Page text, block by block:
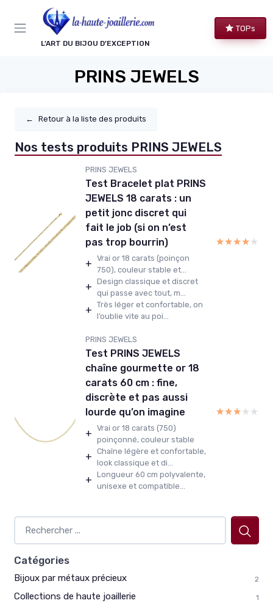
L’ART DU BIJOU D’EXCEPTION
TOPs
PRINS JEWELS
← Retour à la liste des produits
Nos tests produits PRINS JEWELS
PRINS JEWELS
Test Bracelet plat PRINS
JEWELS 18 carats : un
petit jonc discret qui
fait le job (si on n’est
pas trop bourrin)
+ Vrai or 18 carats (poinçon
750), couleur stable et...
+ Design classique et discret
qui passe avec tout, m...
+ Très léger et confortable, on
l’oublie vite au poi...
★★★★★
★★★★★
PRINS JEWELS
Test PRINS JEWELS
chaîne gourmette or 18
carats 60 cm : fine,
discrète et pas aussi
lourde qu’on imagine
+ Vrai or 18 carats (750)
poinçonné, couleur stable
+ Chaîne légère et confortable,
look classique et di...
+ Longueur 60 cm polyvalente,
unisexe et compatible...
★★★★★
★★★★★
Catégories
Bijoux par métaux précieux 2
Collections de haute joaillerie 1
Panneau de gestion des cookies